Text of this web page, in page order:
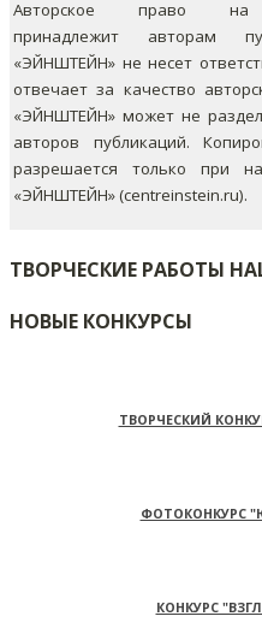
Авторское право на
принадлежит авторам
«ЭЙНШТЕЙН» не несет
отвечает за качество
«ЭЙНШТЕЙН» может не
авторов публикаций.
разрешается только при
«ЭЙНШТЕЙН» (centreinstein.ru).
ТВОРЧЕСКИЕ РАБОТЫ
НОВЫЕ КОНКУРСЫ
ТВОРЧЕСКИЙ
ФОТОКОНКУРС
КОНКУРС